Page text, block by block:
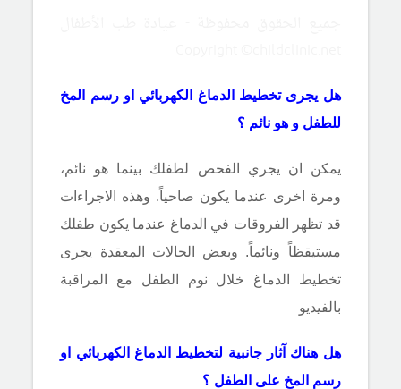
هل يجرى تخطيط الدماغ الكهربائي او رسم المخ
للطفل و هو نائم ؟
يمكن ان يجري الفحص لطفلك بينما هو نائم،
ومرة اخرى عندما يكون صاحياً. وهذه الاجراءات
قد تظهر الفروقات في الدماغ عندما يكون طفلك
مستيقظاً ونائماً. وبعض الحالات المعقدة يجرى
تخطيط الدماغ خلال نوم الطفل مع المراقبة
بالفيديو
هل هناك آثار جانبية لتخطيط الدماغ الكهربائي او
رسم المخ على الطفل ؟